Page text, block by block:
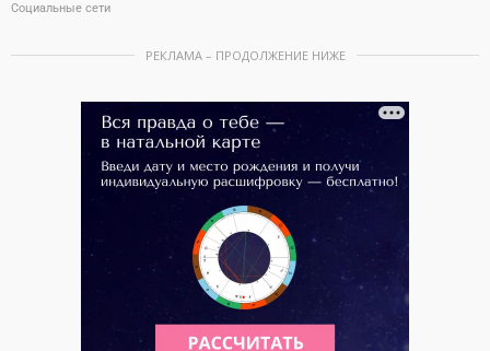
Социальные сети
РЕКЛАМА – ПРОДОЛЖЕНИЕ НИЖЕ